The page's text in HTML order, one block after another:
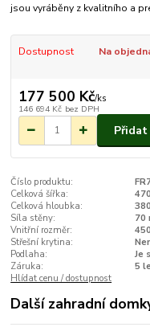
jsou vyráběny z kvalitního a
Dostupnost Na
177 500 Kč/ks
146 694 Kč bez DPH
Číslo produktu:
Celková šířka:
Celková hloubka:
Síla stěny:
70
Vnitřní rozměr:
Střešní krytina:
Podlaha:
Je
Záruka:
5
Hlídat cenu / dostupnost
Další zahradní